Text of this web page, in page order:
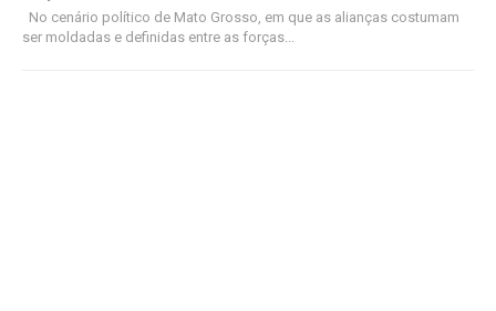
No cenário político de Mato Grosso, em que as alianças costumam
ser moldadas e definidas entre as forças...